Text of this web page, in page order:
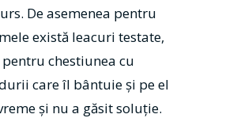
De asemenea pentru
există leacuri testate,
chestiunea cu
care îl bântuie şi pe el
şi nu a găsit soluție.